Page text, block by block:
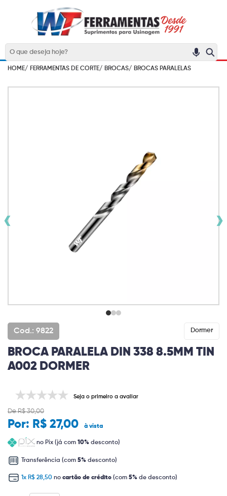
HOME/ FERRAMENTAS DE CORTE/ BROCAS/ BROCAS PARALELAS
‹ ›
Cod.: 9822 Dormer
BROCA PARALELA DIN 338 8.5MM TIN
A002 DORMER
Seja o primeiro a avaliar
De R$ 30,00
Por: R$ 27,00 à vista
no Pix (já com 10% desconto)
Transferência (com 5% desconto)
1x R$ 28,50 no cartão de crédito (com 5% de desconto)